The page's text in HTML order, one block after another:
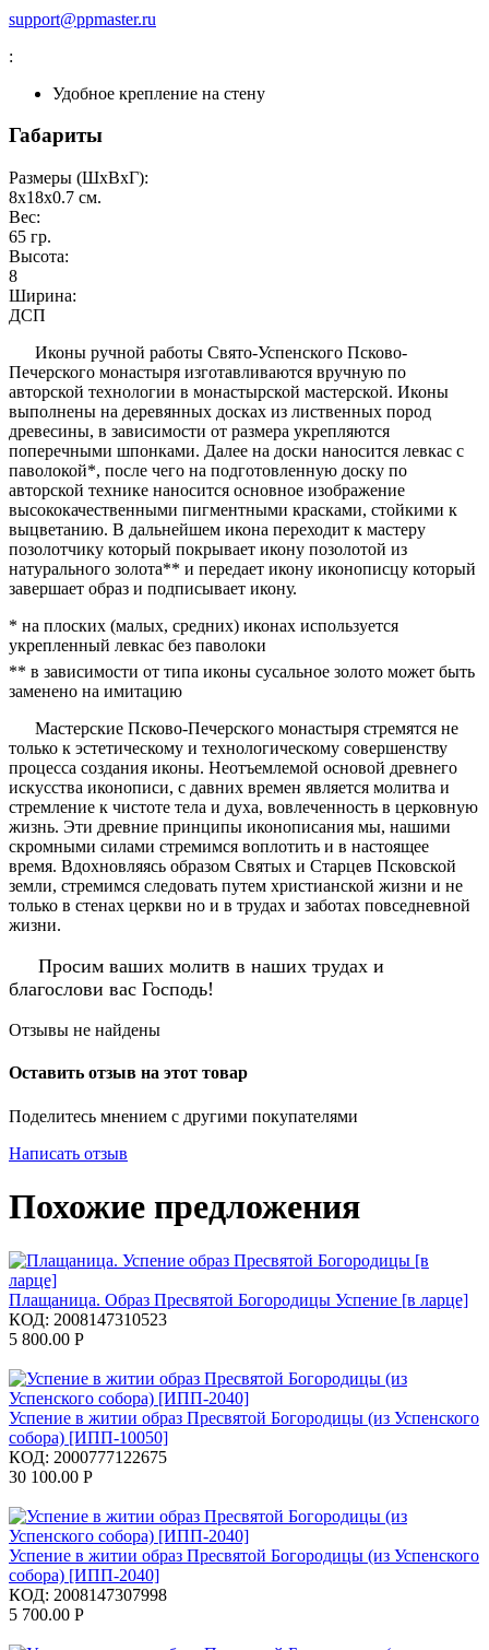
support@ppmaster.ru
:
Удобное крепление на стену
Габариты
Размеры (ШxВxГ):
8x18x0.7 см.
Вес:
65 гр.
Высота:
8
Ширина:
ДСП
Иконы ручной работы Свято-Успенского Псково-
Печерского монастыря изготавливаются вручную по
авторской технологии в монастырской мастерской. Иконы
выполнены на деревянных досках из лиственных пород
древесины, в зависимости от размера укрепляются
поперечными шпонками. Далее на доски наносится левкас с
паволокой*, после чего на подготовленную доску по
авторской технике наносится основное изображение
высококачественными пигментными красками, стойкими к
выцветанию. В дальнейшем икона переходит к мастеру
позолотчику который покрывает икону позолотой из
натурального золота** и передает икону иконописцу который
завершает образ и подписывает икону.
* на плоских (малых, средних) иконах используется
укрепленный левкас без паволоки
** в зависимости от типа иконы сусальное золото может быть
заменено на имитацию
Мастерские Псково-Печерского монастыря стремятся не
только к эстетическому и технологическому совершенству
процесса создания иконы. Неотъемлемой основой древнего
искусства иконописи, с давних времен является молитва и
стремление к чистоте тела и духа, вовлеченность в церковную
жизнь. Эти древние принципы иконописания мы, нашими
скромными силами стремимся воплотить и в настоящее
время. Вдохновляясь образом Святых и Старцев Псковской
земли, стремимся следовать путем христианской жизни и не
только в стенах церкви но и в трудах и заботах повседневной
жизни.
Просим ваших молитв в наших трудах и
благослови вас Господь!
Отзывы не найдены
Оставить отзыв на этот товар
Поделитесь мнением с другими покупателями
Написать отзыв
Похожие предложения
Плащаница. Образ Пресвятой Богородицы Успение [в ларце]
КОД: 2008147310523
5 800.00 Р
Успение в житии образ Пресвятой Богородицы (из Успенского
собора) [ИПП-10050]
КОД: 2000777122675
30 100.00 Р
Успение в житии образ Пресвятой Богородицы (из Успенского
собора) [ИПП-2040]
КОД: 2008147307998
5 700.00 Р